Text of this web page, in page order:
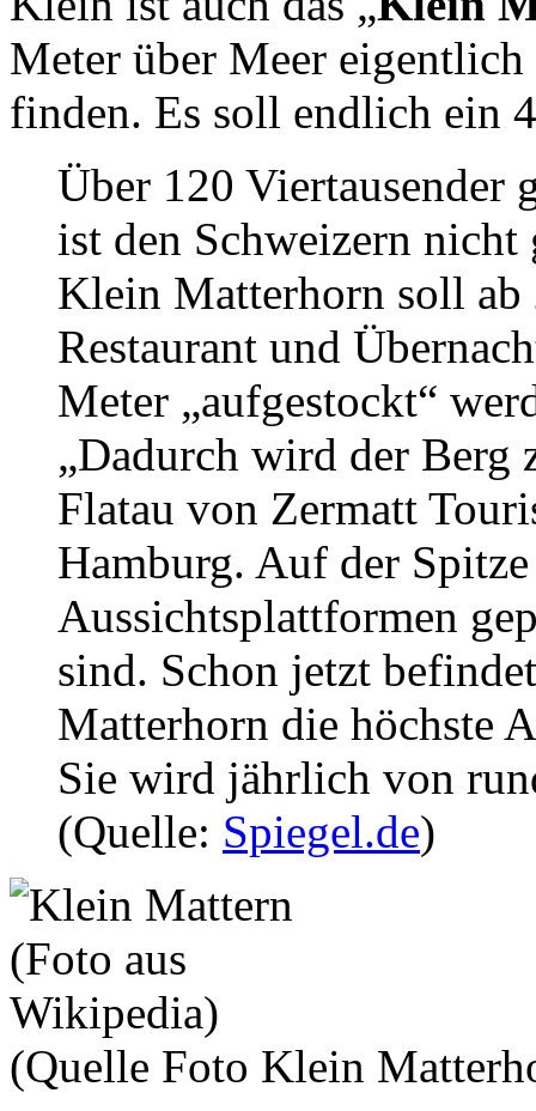
Meter über Meer
finden. Es soll endlich ein
Über 120 Viertausender
ist den Schweizern
Klein Matterhorn soll ab
Restaurant und
Meter „aufgestockt“
„Dadurch wird der Berg
Flatau von Zermatt
Hamburg. Auf der
Aussichtsplattformen
sind. Schon jetzt
Matterhorn die höchste
Sie wird jährlich von
(Quelle: Spiegel.de)
(Quelle Foto Klein